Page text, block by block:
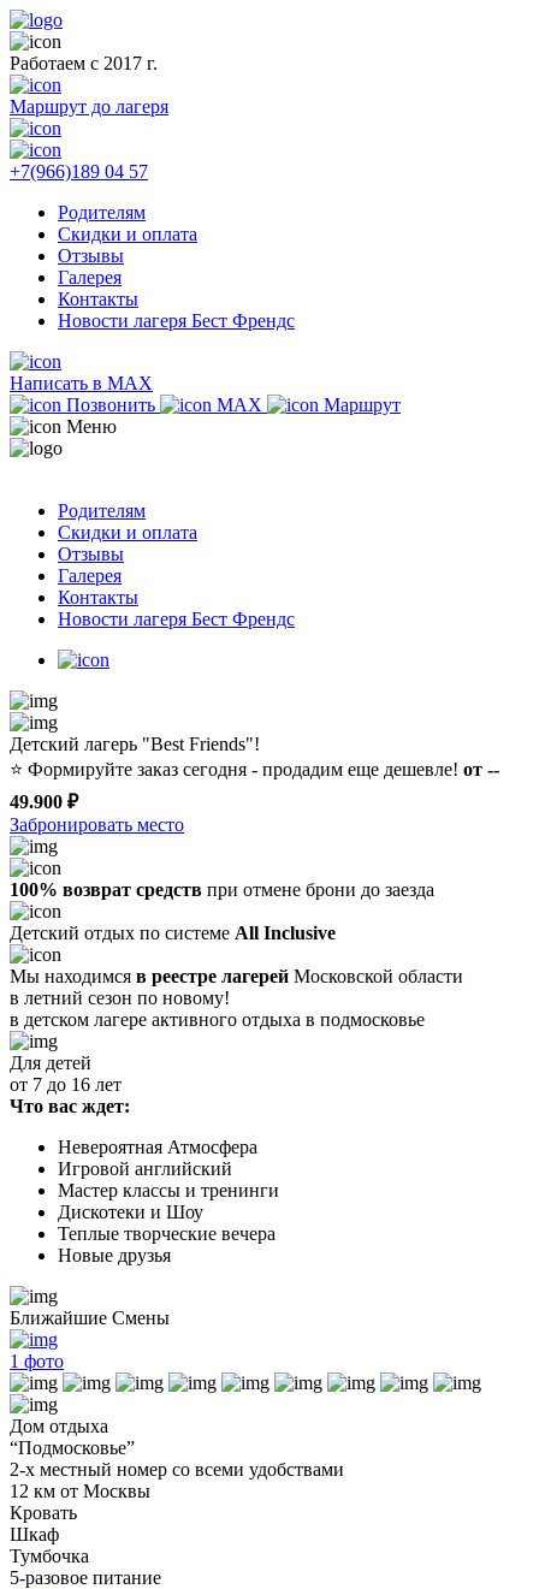
Работаем с 2017 г.
Маршрут до лагеря
+7(966)189 04 57
Родителям
Скидки и оплата
Отзывы
Галерея
Контакты
Новости лагеря Бест Френдс
Написать в MAX
Позвонить
MAX
Маршрут
Меню
Родителям
Скидки и оплата
Отзывы
Галерея
Контакты
Новости лагеря Бест Френдс
Детский лагерь "Best Friends"!
⭐️ Формируйте заказ сегодня - продадим еще дешевле! от --
49.900 ₽
Забронировать место
100% возврат средств при отмене брони до заезда
Детский отдых по системе All Inclusive
Мы находимся в реестре лагерей Московской области
в летний сезон по новому!
в детском лагере активного отдыха в подмосковье
Для детей
от 7 до 16 лет
Что вас ждет:
Невероятная Атмосфера
Игровой английский
Мастер классы и тренинги
Дискотеки и Шоу
Теплые творческие вечера
Новые друзья
Ближайшие Смены
1 фото
Дом отдыха
“Подмосковье”
2-х местный номер со всеми удобствами
12 км от Москвы
Кровать
Шкаф
Тумбочка
5-разовое питание